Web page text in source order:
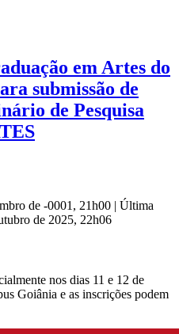
em Artes do
submissão de
de Pesquisa
de -0001, 21h00 | Última
de 2025, 22h06
nos dias 11 e 12 de
Goiânia e as inscrições podem